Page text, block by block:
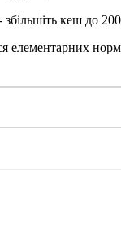
збільшіть кеш до
норм